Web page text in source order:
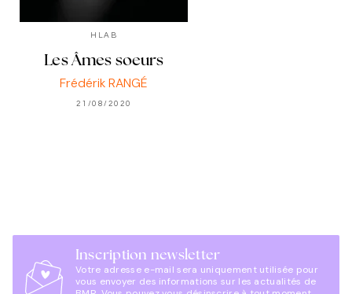
HLAB
Les Âmes soeurs
Frédérik RANGÉ
21/08/2020
Inscription newsletter
Votre adresse e-mail sera uniquement utilisée pour
vous envoyer des informations sur les actualités de